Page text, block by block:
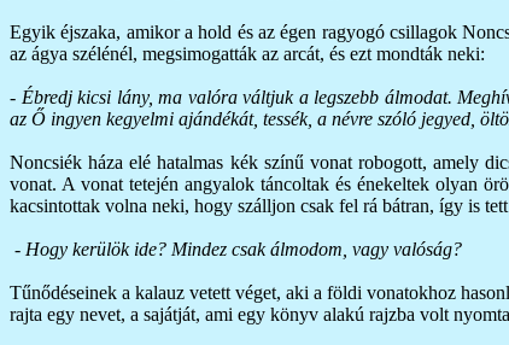
Egyik éjszaka, amikor a hold és az égen ragyogó csillagok
az ágya szélénél, megsimogatták az arcát, és ezt mondták neki:
- Ébredj kicsi lány, ma valóra váltjuk a legszebb álmodat.
az Ő ingyen kegyelmi ajándékát, tessék, a névre szóló jegyed,
Noncsiék háza elé hatalmas kék színű vonat robogott, amely
vonat. A vonat tetején angyalok táncoltak és énekeltek olyan
kacsintottak volna neki, hogy szálljon csak fel rá bátran, így is
- Hogy kerülök ide? Mindez csak álmodom, vagy valóság?
Tűnődéseinek a kalauz vetett véget, aki a földi vonatokhoz
rajta egy nevet, a sajátját, ami egy könyv alakú rajzba volt